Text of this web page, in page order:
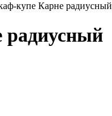
купе Карне радиусный